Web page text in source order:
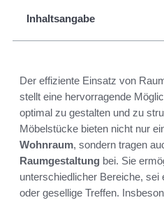
Inhaltsangabe
Der effiziente Einsatz von
stellt eine hervorragende
optimal zu gestalten und zu
Möbelstücke bieten nicht nur
Wohnraum, sondern tragen
Raumgestaltung bei. Sie
unterschiedlicher Bereiche, sei
oder gesellige Treffen.